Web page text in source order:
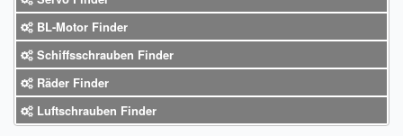
BL-Motor Finder
Schiffsschrauben Finder
Räder Finder
Luftschrauben Finder